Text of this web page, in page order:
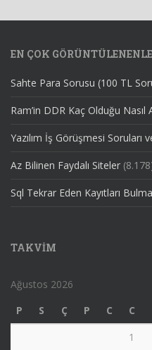
EN ÇOK
Sahte Para Sorusu (100 TL
Ram’in DDR Kaç Olduğu Nasıl
Yazılım İş Görüşmesi Soruları
Az Bilinen Faydalı Siteler
Sql Tekrar Eden Kayıtları
TAKVIM
Ağustos 2026
P
S Ç P C C
1